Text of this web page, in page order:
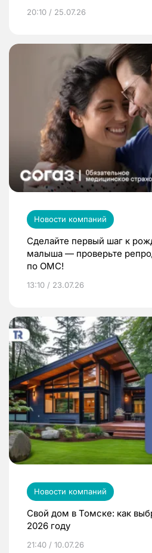
20:10 / 25.07.26
Новости компаний
Сделайте первый шаг к
малыша — проверьте
по ОМС!
13:10 / 23.07.26
Новости компаний
Свой дом в Томске: как
2026 году
21:40 / 10.07.26